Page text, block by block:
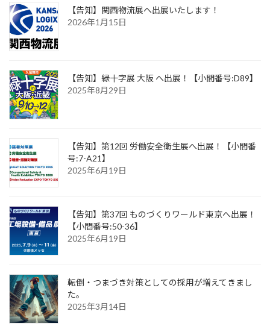
【告知】関西物流展へ出展いたします！
2026年1月15日
【告知】緑十字展 大阪 へ出展！【小間番号:D89】
2025年8月29日
【告知】第12回 労働安全衛生展へ出展！【小間番
号:7-A21】
2025年6月19日
【告知】第37回 ものづくりワールド東京へ出展！
【小間番号:50-36】
2025年6月19日
転倒・つまづき対策としての採用が増えてきまし
た。
2025年3月14日